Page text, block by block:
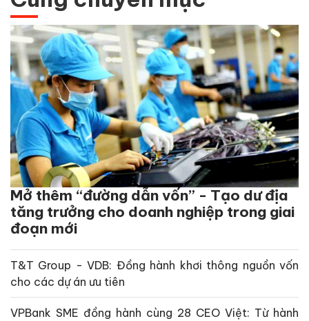
Mở thêm “đường dẫn vốn” - Tạo dư địa
tăng trưởng cho doanh nghiệp trong giai
đoạn mới
T&T Group - VDB: Đồng hành khơi thông nguồn vốn
cho các dự án ưu tiên
VPBank SME đồng hành cùng 28 CEO Việt: Từ hành